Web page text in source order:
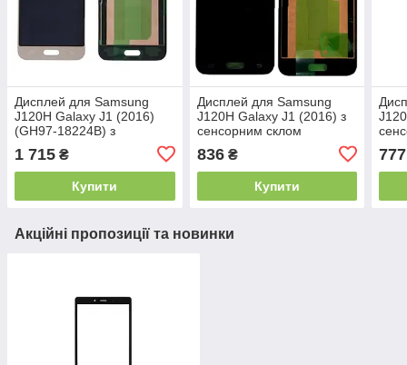
Дисплей для Samsung
J120H Galaxy J1 (2016)
(GH97-18224B) з
(Золотий) Сервісний
оригінал
1 715 ₴
Купити
Дисплей для Samsung
J120H Galaxy J1 (2016) з
сенсорним склом
(Чорний) Оригінал Китай
836₴
Купити
777
Акційні пропозиції та новинки